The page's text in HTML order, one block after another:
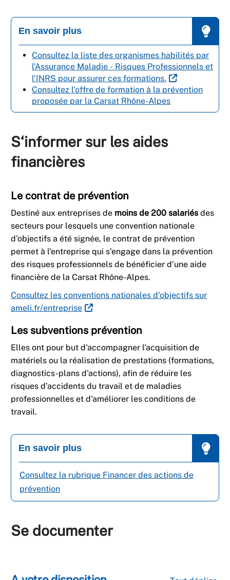
En savoir plus
Consultez la liste des organismes habilités par
l’Assurance Maladie - Risques Professionnels et
l’INRS pour assurer ces formations.
Consultez l'offre de formation à la prévention
proposée par la Carsat Rhône-Alpes
S‘informer sur les aides
financières
Le contrat de prévention
Destiné aux entreprises de moins de 200 salariés des
secteurs pour lesquels une convention nationale
d'objectifs a été signée, le contrat de prévention
permet à l'entreprise qui s'engage dans la prévention
des risques professionnels de bénéficier d'une aide
financière de la Carsat Rhône-Alpes.
Consultez les conventions nationales d'objectifs sur
ameli.fr/entreprise
Les subventions prévention
Elles ont pour but d'accompagner l'acquisition de
matériels ou la réalisation de prestations (formations,
diagnostics-plans d'actions), afin de réduire les
risques d'accidents du travail et de maladies
professionnelles et d'améliorer les conditions de
travail.
En savoir plus
Consultez la rubrique Financer des actions de
prévention
Se documenter